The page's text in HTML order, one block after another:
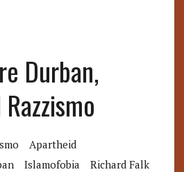
Durban,
Apartheid
Islamofobia
Richard Falk